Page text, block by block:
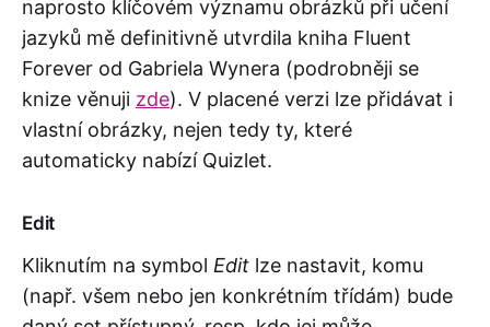
naprosto klíčovém významu obrázků při učení
jazyků mě definitivně utvrdila kniha Fluent
Forever od Gabriela Wynera (podrobněji se
knize věnuji zde). V placené verzi lze přidávat i
vlastní obrázky, nejen tedy ty, které
automaticky nabízí Quizlet.
Edit
Kliknutím na symbol Edit lze nastavit, komu
(např. všem nebo jen konkrétním třídám) bude